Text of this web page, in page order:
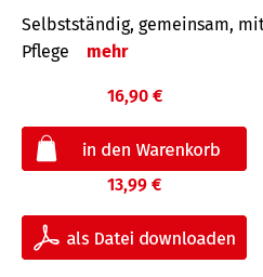
Selbstständig, gemeinsam,
Pflege
mehr
16,90 €
13,99 €